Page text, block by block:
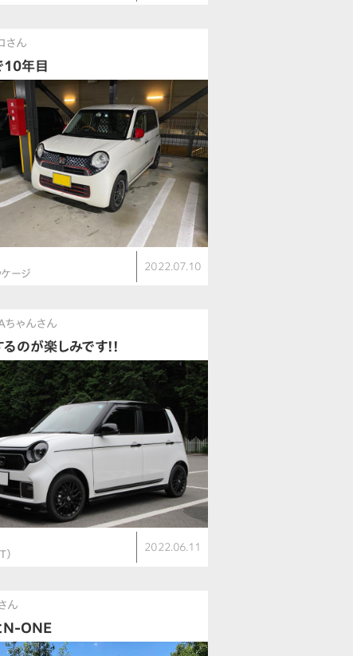
さん
10年目
ケージ
2022.07.10
ちゃんさん
るのが楽しみです!!
）
2022.06.11
ん
N-ONE